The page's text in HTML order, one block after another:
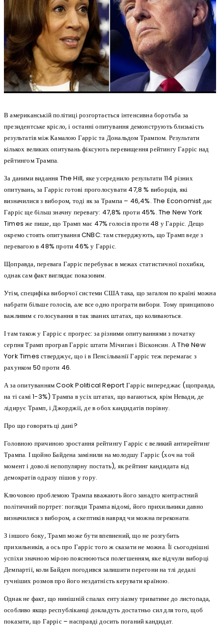
В американській політиці розгортається інтенсивна боротьба за
президентське крісло, і останні опитування демонструють близькість
результатів між Камалою Гарріс та Дональдом Трампом. Результати
кількох великих опитувань фіксують перевищення рейтингу Гарріс над
рейтингом Трампа.
За даними видання The Hill, яке усереднило результати 114 різних
опитувань, за Гарріс готові проголосувати 47,8 % виборців, які
визначилися з вибором, тоді як за Трампа – 46,4%. The Economist дає
Гарріс ще більш значну перевагу: 47,8% проти 45%. The New York
Times же пише, що Трамп має 47% голосів проти 48 у Гарріс. Дещо
окремо стоять опитування CNBC: там стверджують, що Трамп веде з
перевагою в 48% проти 46% у Гарріс.
Щоправда, перевага Гарріс перебуває в межах статистичної похибки,
однак сам факт виглядає показовим.
Утім, специфіка виборчої системи США така, що загалом по країні можна
набрати більше голосів, але все одно програти вибори. Тому принципово
важливим є голосування в так званих штатах, що коливаються.
І там також у Гарріс є прогрес: за різними опитуваннями з початку
серпня Трамп програв Гарріс штати Мічиган і Вісконсин. А The New
York Times стверджує, що і в Пенсільванії Гарріс теж перемагає з
рахунком 50 проти 46.
А за опитуванням Cook Political Report Гарріс випереджає (щоправда,
на ті самі 1-3%) Трампа в усіх штатах, що вагаються, крім Невади, де
лідирує Трамп, і Джорджії, де в обох кандидатів порівну.
Про що говорять ці дані?
Головною причиною зростання рейтингу Гарріс є великий антирейтинг
Трампа. І щойно Байдена замінили на молодшу Гарріс (хоч на той
момент і доволі непопулярну постать), як рейтинг кандидата від
демократів одразу пішов у гору.
Ключовою проблемою Трампа вважають його занадто контрастний
політичний портрет: погляди Трампа відомі, його прихильники давно
визначилися з вибором, а скептиків навряд чи можна переконати.
З іншого боку, Трамп може бути впевнений, що не розгубить
прихильників, а ось про Гарріс того ж сказати не можна. Її сьогоднішні
успіхи значною мірою пояснюються полегшенням, яке відчули виборці
Демпартії, коли Байден погодився залишити перегони на тлі дедалі
гучніших розмов про його нездатність керувати країною.
Однак не факт, що нинішній спалах ентузіазму триватиме до листопада,
особливо якщо республіканці докладуть достатньо сил для того, щоб
показати, що Гарріс – насправді досить поганий кандидат.